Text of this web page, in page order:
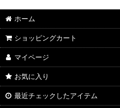
ホーム
ショッピングカート
マイページ
お気に入り
最近チェックしたアイテム